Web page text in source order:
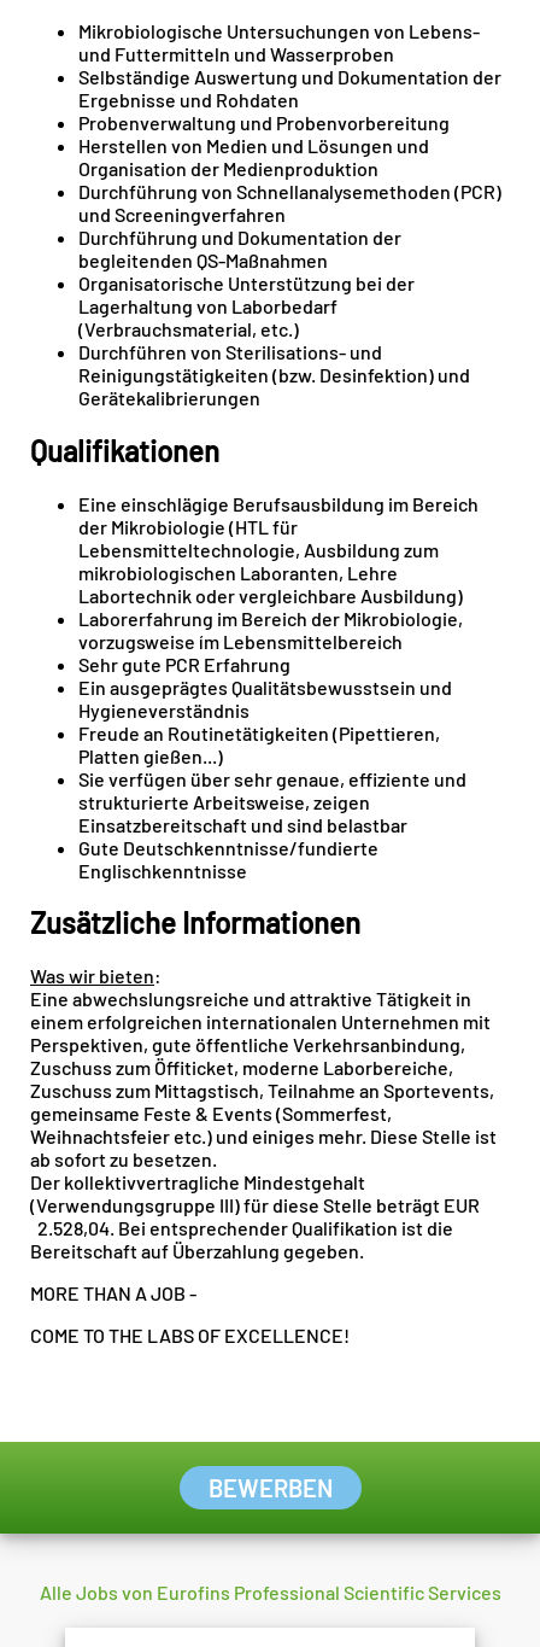
Mikrobiologische Untersuchungen von Lebens-
und Futtermitteln und Wasserproben
Selbständige Auswertung und Dokumentation der
Ergebnisse und Rohdaten
Probenverwaltung und Probenvorbereitung
Herstellen von Medien und Lösungen und
Organisation der Medienproduktion
Durchführung von Schnellanalysemethoden (PCR)
und Screeningverfahren
Durchführung und Dokumentation der
begleitenden QS-Maßnahmen
Organisatorische Unterstützung bei der
Lagerhaltung von Laborbedarf
(Verbrauchsmaterial, etc.)
Durchführen von Sterilisations- und
Reinigungstätigkeiten (bzw. Desinfektion) und
Gerätekalibrierungen
Qualifikationen
Eine einschlägige Berufsausbildung im Bereich
der Mikrobiologie (HTL für
Lebensmitteltechnologie, Ausbildung zum
mikrobiologischen Laboranten, Lehre
Labortechnik oder vergleichbare Ausbildung)
Laborerfahrung im Bereich der Mikrobiologie,
vorzugsweise ím Lebensmittelbereich
Sehr gute PCR Erfahrung
Ein ausgeprägtes Qualitätsbewusstsein und
Hygieneverständnis
Freude an Routinetätigkeiten (Pipettieren,
Platten gießen...)
Sie verfügen über sehr genaue, effiziente und
strukturierte Arbeitsweise, zeigen
Einsatzbereitschaft und sind belastbar
Gute Deutschkenntnisse/fundierte
Englischkenntnisse
Zusätzliche Informationen
Was wir bieten:
Eine abwechslungsreiche und attraktive Tätigkeit in
einem erfolgreichen internationalen Unternehmen mit
Perspektiven, gute öffentliche Verkehrsanbindung,
Zuschuss zum Öffiticket, moderne Laborbereiche,
Zuschuss zum Mittagstisch, Teilnahme an Sportevents,
gemeinsame Feste & Events (Sommerfest,
Weihnachtsfeier etc.) und einiges mehr. Diese Stelle ist
ab sofort zu besetzen.
Der kollektivvertragliche Mindestgehalt
(Verwendungsgruppe III) für diese Stelle beträgt EUR
2.528,04. Bei entsprechender Qualifikation ist die
Bereitschaft auf Überzahlung gegeben.
MORE THAN A JOB -
COME TO THE LABS OF EXCELLENCE!
BEWERBEN
Alle Jobs von Eurofins Professional Scientific Services